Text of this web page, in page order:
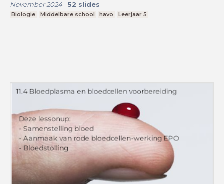
November 2024- 52 slides
Biologie Middelbare school havo Leerjaar 5